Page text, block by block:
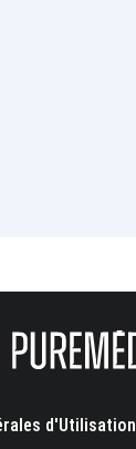
d'Utilisation